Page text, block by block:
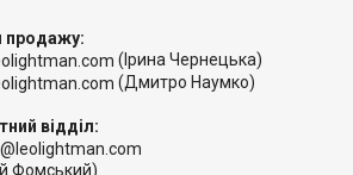
продажу:
(Ірина Чернецька)
(Дмитро Наумко)
відділ:
Фомський)